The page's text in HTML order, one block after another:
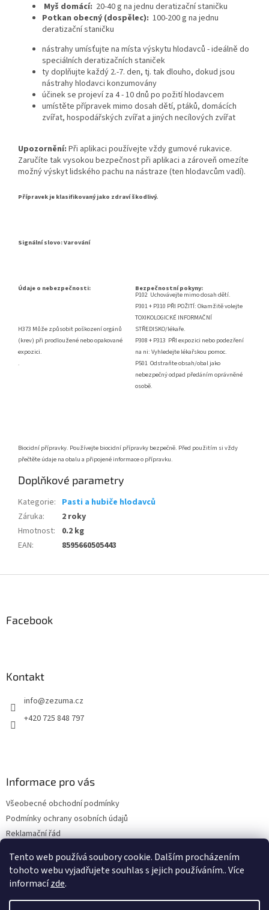
Tento web používá soubory cookie. Dalším procházením
tohoto webu vyjadřujete souhlas s jejich používáním.. Více
informacízde.
Myš domácí: 20-40 g na jednu deratizační staničku
Potkan obecný (dospělec): 100-200 g na jednu
deratizační staničku
nástrahy umísťujte na místa výskytu hlodavců - ideálně do
speciálních deratizačních staniček
ty doplňujte každý 2.-7. den, tj. tak dlouho, dokud jsou
nástrahy hlodavci konzumovány
účinek se projeví za 4 - 10 dnů po požití hlodavcem
umístěte přípravek mimo dosah dětí, ptáků, domácích
zvířat, hospodářských zvířat a jiných necílových zvířat
Upozornění: Při aplikaci používejte vždy gumové rukavice.
Zaručíte tak vysokou bezpečnost při aplikaci a zároveň omezíte
možný výskyt lidského pachu na nástraze (ten hlodavcům vadí).
Přípravek je klasifikovaný jako zdraví škodlivý.
Signální slovo: Varování
Údaje o nebezpečnosti: Bezpečnostní pokyny:
H373 Může způsobit poškození orgánů
(krev) při prodloužené nebo opakované
expozici.
.
P102 Uchovávejte mimo dosah dětí.
P301 + P310 PŘI POŽITÍ: Okamžitě volejte
TOXIKOLOGICKÉ INFORMAČNÍ
STŘEDISKO/lékaře.
P308 + P313 PŘI expozici nebo podezření
na ni: Vyhledejte lékařskou pomoc.
P501 Odstraňte obsah/obal jako
nebezpečný odpad předáním oprávněné
osobě.
Biocidní přípravky. Používejte biocidní přípravky bezpečně. Před použitím si vždy
přečtěte údaje na obalu a připojené informace o přípravku.
Doplňkové parametry
Kategorie: Pasti a hubiče hlodavců
Záruka:
2 roky
Hmotnost:
0.2 kg
EAN: 8595660505443
Facebook
Kontakt
info@zezuma.cz
+420 725 848 797
Informace pro vás
Všeobecné obchodní podmínky
Podmínky ochrany osobních údajů
Reklamační řád
Napište nám